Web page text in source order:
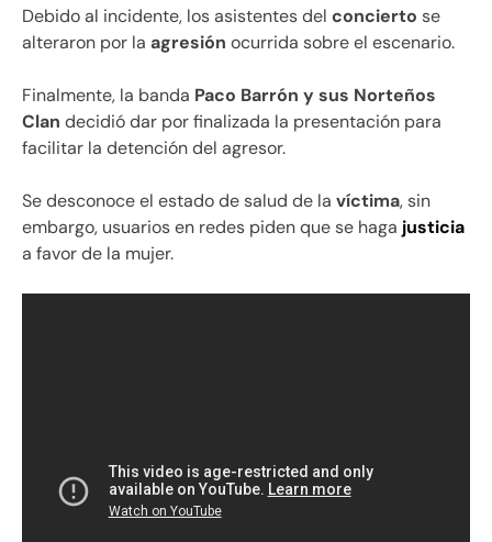
Debido al incidente, los asistentes del concierto se
alteraron por la agresión ocurrida sobre el escenario.
Finalmente, la banda Paco Barrón y sus Norteños
Clan decidió dar por finalizada la presentación para
facilitar la detención del agresor.
Se desconoce el estado de salud de la víctima, sin
embargo, usuarios en redes piden que se haga justicia
a favor de la mujer.